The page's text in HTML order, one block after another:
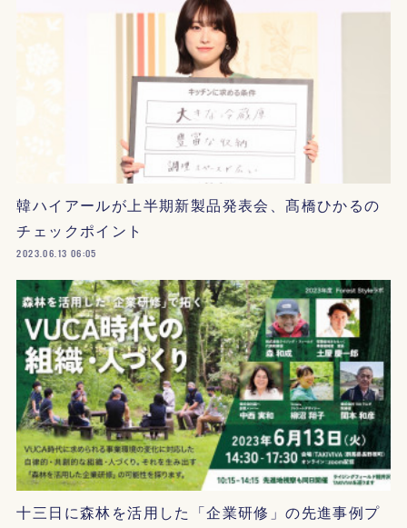
韓ハイアールが上半期新製品発表会、髙橋ひかるの
チェックポイント
2023.06.13 06:05
十三日に森林を活用した「企業研修」の先進事例プ